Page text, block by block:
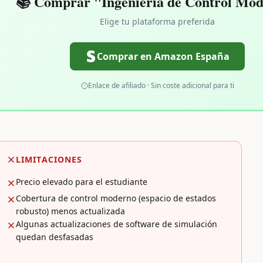
Elige tu plataforma preferida
Comprar en Amazon España
Enlace de afiliado · Sin coste adicional para ti
LIMITACIONES
Precio elevado para el estudiante
Cobertura de control moderno (espacio de estados
robusto) menos actualizada
Algunas actualizaciones de software de simulación
quedan desfasadas